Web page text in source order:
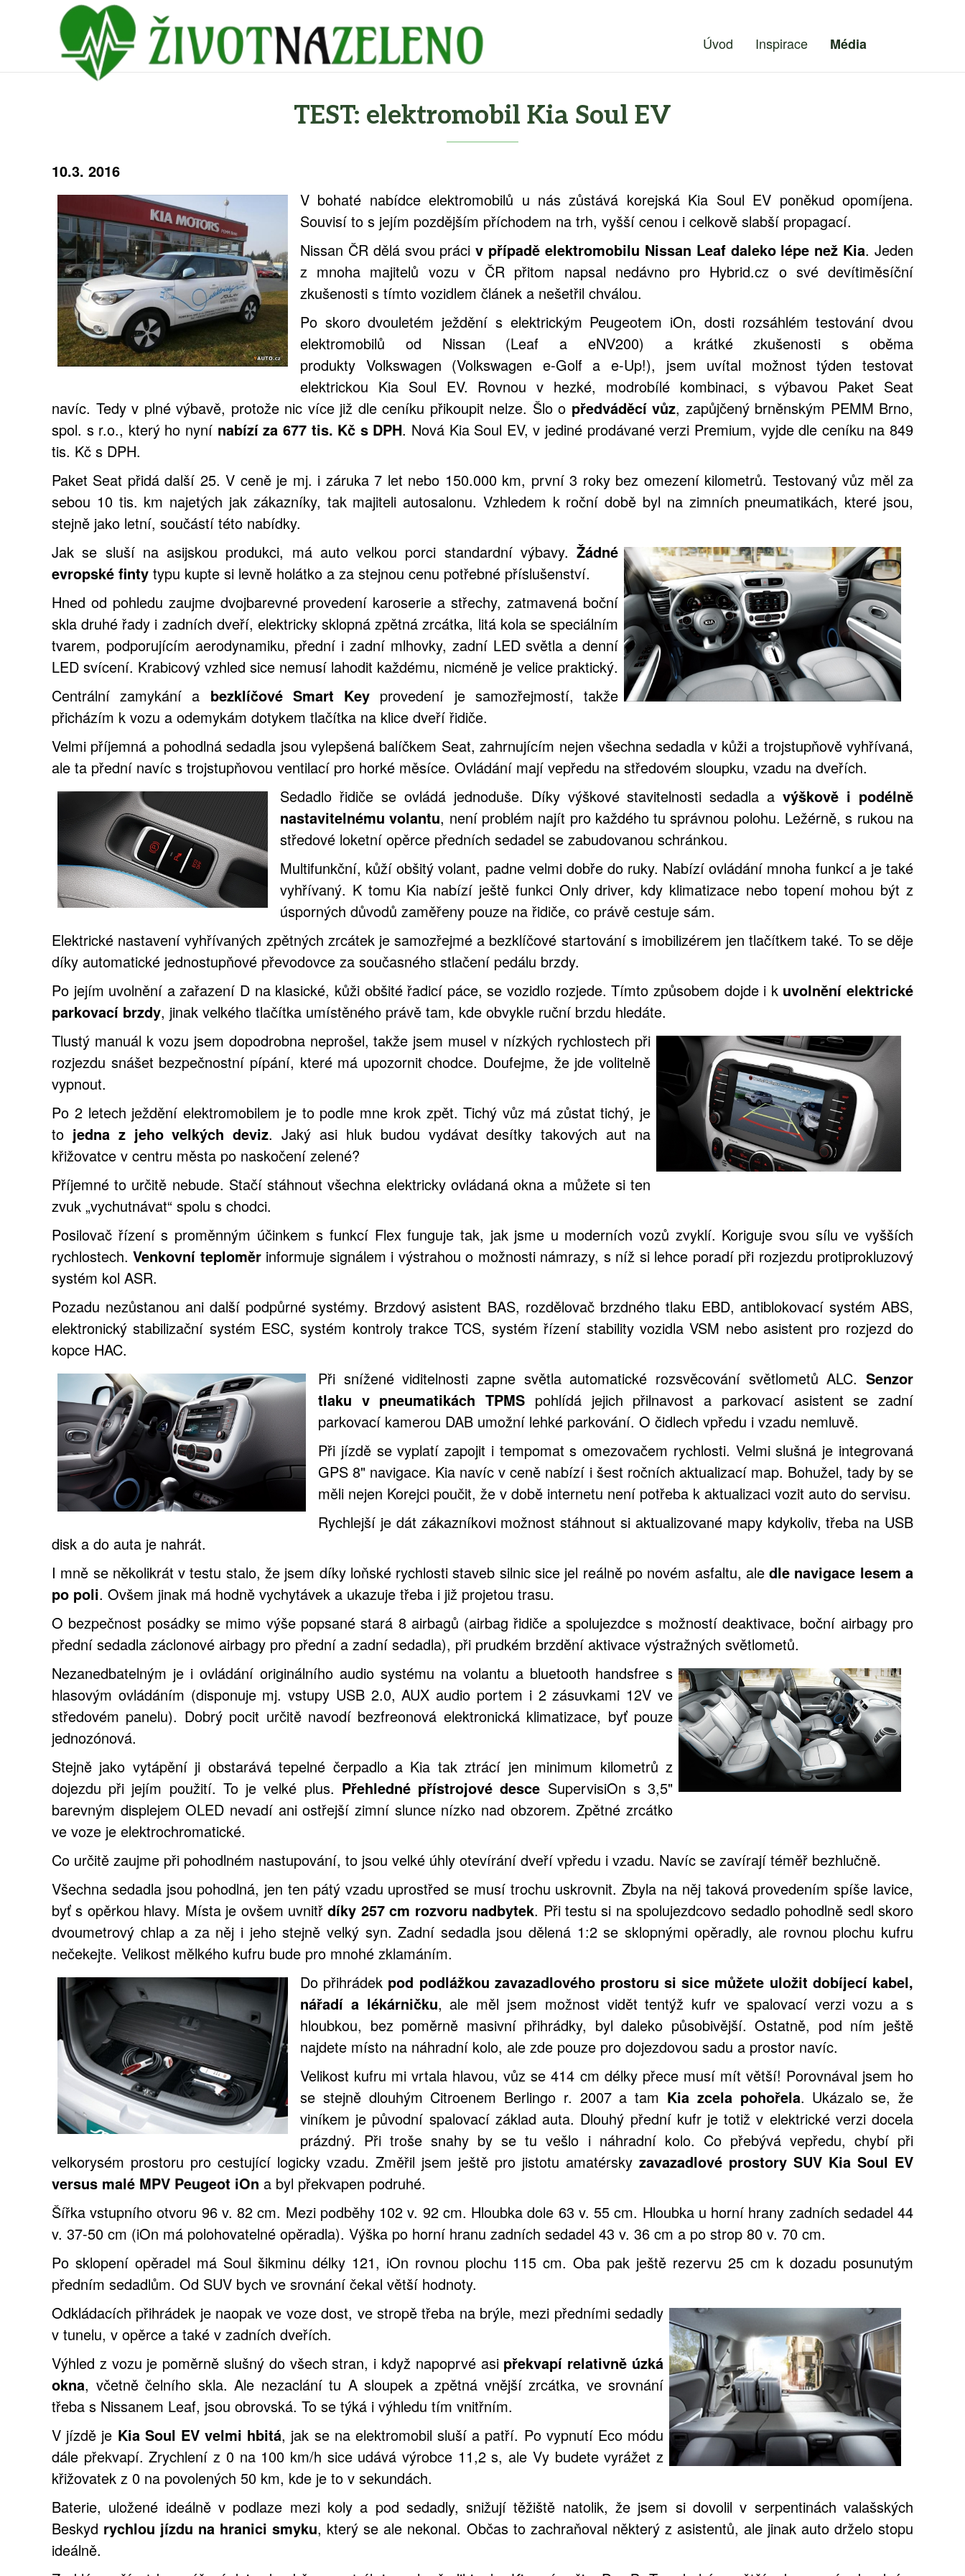
Úvod Inspirace Média
TEST: elektromobil Kia Soul EV
10.3. 2016
V bohaté nabídce elektromobilů u nás zůstává korejská Kia Soul EV poněkud opomíjena.
Souvisí to s jejím pozdějším příchodem na trh, vyšší cenou i celkově slabší propagací.
Nissan ČR dělá svou práciv případě elektromobilu Nissan Leaf daleko lépe než Kia. Jeden
z mnoha majitelů vozu v ČR přitom napsal nedávno pro Hybrid.cz o své devítiměsíční
zkušenosti s tímto vozidlem článek a nešetřil chválou.
Po skoro dvouletém ježdění s elektrickým Peugeotem iOn, dosti rozsáhlém testování dvou
elektromobilů od Nissan (Leaf a eNV200) a krátké zkušenosti s oběma
produkty Volkswagen (Volkswagen e-Golf a e-Up!), jsem uvítal možnost týden testovat
elektrickou Kia Soul EV. Rovnou v hezké, modrobílé kombinaci, s výbavou Paket Seat
navíc. Tedy v plné výbavě, protože nic více již dle ceníku přikoupit nelze. Šlo o předváděcí vůz, zapůjčený brněnským PEMM Brno,
spol. s r.o., který ho nyní nabízí za 677 tis. Kč s DPH. Nová Kia Soul EV, v jediné prodávané verzi Premium, vyjde dle ceníku na 849
tis. Kč s DPH.
Paket Seat přidá další 25. V ceně je mj. i záruka 7 let nebo 150.000 km, první 3 roky bez omezení kilometrů. Testovaný vůz měl za
sebou 10 tis. km najetých jak zákazníky, tak majiteli autosalonu. Vzhledem k roční době byl na zimních pneumatikách, které jsou,
stejně jako letní, součástí této nabídky.
Jak se sluší na asijskou produkci, má auto velkou porci standardní výbavy. Žádné
evropské finty typu kupte si levně holátko a za stejnou cenu potřebné příslušenství.
Hned od pohledu zaujme dvojbarevné provedení karoserie a střechy, zatmavená boční
skla druhé řady i zadních dveří, elektricky sklopná zpětná zrcátka, litá kola se speciálním
tvarem, podporujícím aerodynamiku, přední i zadní mlhovky, zadní LED světla a denní
LED svícení. Krabicový vzhled sice nemusí lahodit každému, nicméně je velice praktický.
Centrální zamykání a bezklíčové Smart Key provedení je samozřejmostí, takže
přicházím k vozu a odemykám dotykem tlačítka na klice dveří řidiče.
Velmi příjemná a pohodlná sedadla jsou vylepšená balíčkem Seat, zahrnujícím nejen všechna sedadla v kůži a trojstupňově vyhřívaná,
ale ta přední navíc s trojstupňovou ventilací pro horké měsíce. Ovládání mají vepředu na středovém sloupku, vzadu na dveřích.
Sedadlo řidiče se ovládá jednoduše. Díky výškové stavitelnosti sedadla avýškově i podélně
nastavitelnému volantu, není problém najít pro každého tu správnou polohu. Ležérně, s rukou na
středové loketní opěrce předních sedadel se zabudovanou schránkou.
Multifunkční, kůží obšitý volant, padne velmi dobře do ruky. Nabízí ovládání mnoha funkcí a je také
vyhřívaný. K tomu Kia nabízí ještě funkci Only driver, kdy klimatizace nebo topení mohou být z
úsporných důvodů zaměřeny pouze na řidiče, co právě cestuje sám.
Elektrické nastavení vyhřívaných zpětných zrcátek je samozřejmé a bezklíčové startování s imobilizérem jen tlačítkem také. To se děje
díky automatické jednostupňové převodovce za současného stlačení pedálu brzdy.
Po jejím uvolnění a zařazení D na klasické, kůži obšité řadicí páce, se vozidlo rozjede. Tímto způsobem dojde i k uvolnění elektrické
parkovací brzdy, jinak velkého tlačítka umístěného právě tam, kde obvykle ruční brzdu hledáte.
Tlustý manuál k vozu jsem dopodrobna neprošel, takže jsem musel v nízkých rychlostech při
rozjezdu snášet bezpečnostní pípání, které má upozornit chodce. Doufejme, že jde volitelně
vypnout.
Po 2 letech ježdění elektromobilem je to podle mne krok zpět. Tichý vůz má zůstat tichý, je
to jedna z jeho velkých deviz. Jaký asi hluk budou vydávat desítky takových aut na
křižovatce v centru města po naskočení zelené?
Příjemné to určitě nebude. Stačí stáhnout všechna elektricky ovládaná okna a můžete si ten
zvuk „vychutnávat“ spolu s chodci.
Posilovač řízení s proměnným účinkem s funkcí Flex funguje tak, jak jsme u moderních vozů zvyklí. Koriguje svou sílu ve vyšších
rychlostech.Venkovní teploměrinformuje signálem i výstrahou o možnosti námrazy, s níž si lehce poradí při rozjezdu protiprokluzový
systém kol ASR.
Pozadu nezůstanou ani další podpůrné systémy. Brzdový asistent BAS, rozdělovač brzdného tlaku EBD, antiblokovací systém ABS,
elektronický stabilizační systém ESC, systém kontroly trakce TCS, systém řízení stability vozidla VSM nebo asistent pro rozjezd do
kopce HAC.
Při snížené viditelnosti zapne světla automatické rozsvěcování světlometů ALC. Senzor
tlaku v pneumatikách TPMS pohlídá jejich přilnavost a parkovací asistent se zadní
parkovací kamerou DAB umožní lehké parkování. O čidlech vpředu i vzadu nemluvě.
Při jízdě se vyplatí zapojit i tempomat s omezovačem rychlosti. Velmi slušná je integrovaná
GPS 8" navigace. Kia navíc v ceně nabízí i šest ročních aktualizací map. Bohužel, tady by se
měli nejen Korejci poučit, že v době internetu není potřeba k aktualizaci vozit auto do servisu.
Rychlejší je dát zákazníkovi možnost stáhnout si aktualizované mapy kdykoliv, třeba na USB
disk a do auta je nahrát.
I mně se několikrát v testu stalo, že jsem díky loňské rychlosti staveb silnic sice jel reálně po novém asfaltu, aledle navigace lesem a
po poli. Ovšem jinak má hodně vychytávek a ukazuje třeba i již projetou trasu.
O bezpečnost posádky se mimo výše popsané stará 8 airbagů (airbag řidiče a spolujezdce s možností deaktivace, boční airbagy pro
přední sedadla záclonové airbagy pro přední a zadní sedadla), při prudkém brzdění aktivace výstražných světlometů.
Nezanedbatelným je i ovládání originálního audio systému na volantu a bluetooth handsfree s
hlasovým ovládáním (disponuje mj. vstupy USB 2.0, AUX audio portem i 2 zásuvkami 12V ve
středovém panelu). Dobrý pocit určitě navodí bezfreonová elektronická klimatizace, byť pouze
jednozónová.
Stejně jako vytápění ji obstarává tepelné čerpadlo a Kia tak ztrácí jen minimum kilometrů z
dojezdu při jejím použití. To je velké plus. Přehledné přístrojové desce SupervisiOn s 3,5"
barevným displejem OLED nevadí ani ostřejší zimní slunce nízko nad obzorem. Zpětné zrcátko
ve voze je elektrochromatické.
Co určitě zaujme při pohodlném nastupování, to jsou velké úhly otevírání dveří vpředu i vzadu. Navíc se zavírají téměř bezhlučně.
Všechna sedadla jsou pohodlná, jen ten pátý vzadu uprostřed se musí trochu uskrovnit. Zbyla na něj taková provedením spíše lavice,
byť s opěrkou hlavy. Místa je ovšem uvnitřdíky 257 cm rozvoru nadbytek. Při testu si na spolujezdcovo sedadlo pohodlně sedl skoro
dvoumetrový chlap a za něj i jeho stejně velký syn. Zadní sedadla jsou dělená 1:2 se sklopnými opěradly, ale rovnou plochu kufru
nečekejte. Velikost mělkého kufru bude pro mnohé zklamáním.
Do přihrádek pod podlážkou zavazadlového prostoru si sice můžete uložit dobíjecí kabel,
nářadí a lékárničku, ale měl jsem možnost vidět tentýž kufr ve spalovací verzi vozu a s
hloubkou, bez poměrně masivní přihrádky, byl daleko působivější. Ostatně, pod ním ještě
najdete místo na náhradní kolo, ale zde pouze pro dojezdovou sadu a prostor navíc.
Velikost kufru mi vrtala hlavou, vůz se 414 cm délky přece musí mít větší! Porovnával jsem ho
se stejně dlouhým Citroenem Berlingo r. 2007 a tam Kia zcela pohořela. Ukázalo se, že
viníkem je původní spalovací základ auta. Dlouhý přední kufr je totiž v elektrické verzi docela
prázdný. Při troše snahy by se tu vešlo i náhradní kolo. Co přebývá vepředu, chybí při
velkorysém prostoru pro cestující logicky vzadu. Změřil jsem ještě pro jistotu amatérsky zavazadlové prostory SUV Kia Soul EV
versus malé MPV Peugeot iOn a byl překvapen podruhé.
Šířka vstupního otvoru 96 v. 82 cm. Mezi podběhy 102 v. 92 cm. Hloubka dole 63 v. 55 cm. Hloubka u horní hrany zadních sedadel 44
v. 37-50 cm (iOn má polohovatelné opěradla). Výška po horní hranu zadních sedadel 43 v. 36 cm a po strop 80 v. 70 cm.
Po sklopení opěradel má Soul šikminu délky 121, iOn rovnou plochu 115 cm. Oba pak ještě rezervu 25 cm k dozadu posunutým
předním sedadlům. Od SUV bych ve srovnání čekal větší hodnoty.
Odkládacích přihrádek je naopak ve voze dost, ve stropě třeba na brýle, mezi předními sedadly
v tunelu, v opěrce a také v zadních dveřích.
Výhled z vozu je poměrně slušný do všech stran, i když napoprvé asi překvapí relativně úzká
okna, včetně čelního skla. Ale nezaclání tu A sloupek a zpětná vnější zrcátka, ve srovnání
třeba s Nissanem Leaf, jsou obrovská. To se týká i výhledu tím vnitřním.
V jízdě je Kia Soul EV velmi hbitá, jak se na elektromobil sluší a patří. Po vypnutí Eco módu
dále překvapí. Zrychlení z 0 na 100 km/h sice udává výrobce 11,2 s, ale Vy budete vyrážet z
křižovatek z 0 na povolených 50 km, kde je to v sekundách.
Baterie, uložené ideálně v podlaze mezi koly a pod sedadly, snižují těžiště natolik, že jsem si dovolil v serpentinách valašských
Beskyd rychlou jízdu na hranici smyku, který se ale nekonal. Občas to zachraňoval některý z asistentů, ale jinak auto drželo stopu
ideálně.